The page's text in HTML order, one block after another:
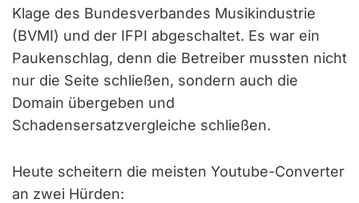
Klage des Bundesverbandes Musikindustrie
(BVMI) und der IFPI abgeschaltet. Es war ein
Paukenschlag, denn die Betreiber mussten nicht
nur die Seite schließen, sondern auch die
Domain übergeben und
Schadensersatzvergleiche schließen.
Heute scheitern die meisten Youtube-Converter
an zwei Hürden: